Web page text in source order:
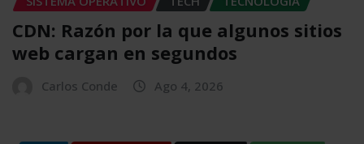
CDN: Razón por la que algunos sitios
web cargan en segundos
Carlos Conde Ago 4, 2026